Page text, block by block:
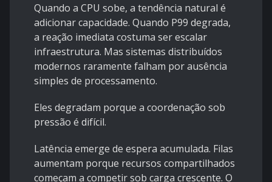
Quando a CPU sobe, a tendência natural é
adicionar capacidade. Quando P99 degrada,
a reação imediata costuma ser escalar
infraestrutura. Mas sistemas distribuídos
modernos raramente falham por ausência
simples de processamento.
Eles degradam porque a coordenação sob
pressão é difícil.
Latência emerge de espera acumulada. Filas
aumentam porque recursos compartilhados
começam a competir sob carga crescente. O